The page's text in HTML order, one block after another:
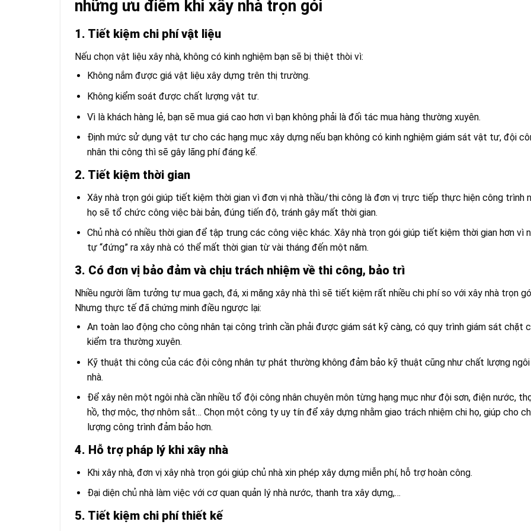
những ưu điểm khi xây nhà trọn gói
1. Tiết kiệm chi phí vật liệu
Nếu chọn vật liệu xây nhà, không có kinh nghiệm bạn sẽ bị thiệt thòi vì:
Không nắm được giá vật liệu xây dựng trên thị trường.
Không kiểm soát được chất lượng vật tư.
Vì là khách hàng lẻ, bạn sẽ mua giá cao hơn vì bạn không phải là đối tác mua hàng thường xuyên.
Định mức sử dụng vật tư cho các hạng mục xây dựng nếu bạn không có kinh nghiệm giám sát vật tư, đội
nhân thi công thì sẽ gây lãng phí đáng kể.
2. Tiết kiệm thời gian
Xây nhà trọn gói giúp tiết kiệm thời gian vì đơn vị nhà thầu/thi công là đơn vị trực tiếp thực hiện công trình
họ sẽ tổ chức công việc bài bản, đúng tiến độ, tránh gây mất thời gian.
Chủ nhà có nhiều thời gian để tập trung các công việc khác. Xây nhà trọn gói giúp tiết kiệm thời gian hơn vì
tự “đứng” ra xây nhà có thể mất thời gian từ vài tháng đến một năm.
3. Có đơn vị bảo đảm và chịu trách nhiệm về thi công, bảo trì
Nhiều người lầm tưởng tự mua gạch, đá, xi măng xây nhà thì sẽ tiết kiệm rất nhiều chi phí so với xây nhà trọn
Nhưng thực tế đã chứng minh điều ngược lại:
An toàn lao động cho công nhân tại công trình cần phải được giám sát kỹ càng, có quy trình giám sát chặt
kiểm tra thường xuyên.
Kỹ thuật thi công của các đội công nhân tự phát thường không đảm bảo kỹ thuật cũng như chất lượng ngôi
nhà.
Để xây nên một ngôi nhà cần nhiều tổ đội công nhân chuyên môn từng hạng mục như đội sơn, điện nước,
hồ, thợ mộc, thợ nhôm sắt… Chọn một công ty uy tín để xây dựng nhằm giao trách nhiệm chi họ, giúp cho
lượng công trình đảm bảo hơn.
4. Hỗ trợ pháp lý khi xây nhà
Khi xây nhà, đơn vị xây nhà trọn gói giúp chủ nhà xin phép xây dựng miễn phí, hỗ trợ hoàn công.
Đại diện chủ nhà làm việc với cơ quan quản lý nhà nước, thanh tra xây dựng,…
5. Tiết kiệm chi phí thiết kế